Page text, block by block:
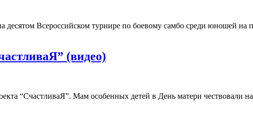
Всероссийском турнире по боевому самбо среди юношей
(видео)
“СчастливаЯ”. Мам особенных детей в День матери чествовали